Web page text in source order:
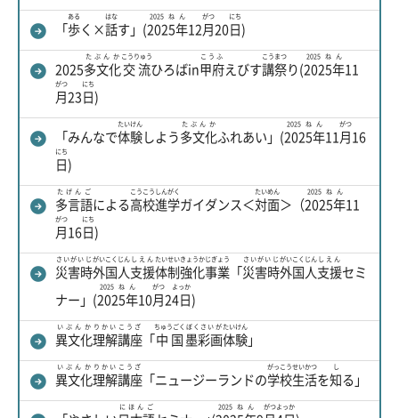
「歩
ある
く×話
はな
す」(2025年
2025ねん
12月
がつ
20日
にち
)
2025多文化
たぶんか
交流
こうりゅう
ひろばin甲府
こうふ
えびす講
こう
祭
まつ
り(2025年
2025ねん
11
月
がつ
23日
にち
)
「みんなで体験
たいけん
しよう多文化
たぶんか
ふれあい」(2025年
2025ねん
11月
がつ
16
日
にち
)
多言語
たげんご
による高校
こうこう
進学
しんがく
ガイダンス＜対面
たいめん
＞（2025年
2025ねん
11
月
がつ
16日
にち
)
災害時
さいがいじ
外国人
がいこくじん
支援
しえん
体制
たいせい
強化
きょうか
事業
じぎょう
「災害時
さいがいじ
外国人
がいこくじん
支援
しえん
セミ
ナー」(2025年
2025ねん
10月
がつ
24日
よっか
)
異文化
いぶんか
理解
りかい
講座
こうざ
「中国
ちゅうごく
墨彩画
ぼくさいが
体験
たいけん
」
異文化
いぶんか
理解
りかい
講座
こうざ
「ニュージーランドの学校
がっこう
生活
せいかつ
を知
し
る」
にほんご 2025ねん がつよっか